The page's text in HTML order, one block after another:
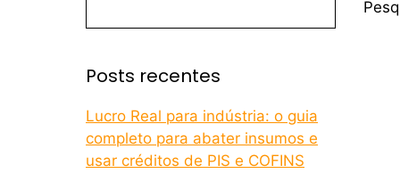
Posts recentes
Lucro Real para indústria: o guia
completo para abater insumos e
usar créditos de PIS e COFINS